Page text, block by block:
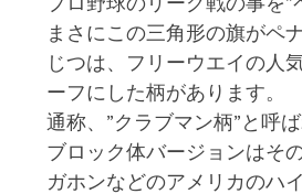
まさにこの三角形の旗がペ
じつは、フリーウエイの人
ーフにした柄があります。
通称、”クラブマン柄”と呼
ブロック体バージョンはそ
ガホンなどのアメリカのハ